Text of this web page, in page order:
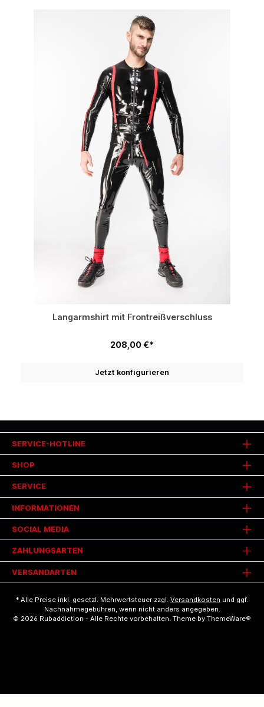
Langarmshirt mit Frontreißverschluss
208,00 €*
Jetzt konfigurieren
SHOP
SERVICE
INFORMATIONEN
SERVICE-HOTLINE
SOCIAL MEDIA
ZAHLUNGSARTEN
VERSANDARTEN
* Alle Preise inkl. gesetzl. Mehrwertsteuer zzgl. Versandkosten und ggf.
Nachnahmegebühren, wenn nicht anders angegeben.
© 2026 Rubaddiction - Alle Rechte vorbehalten. Theme by ThemeWare®